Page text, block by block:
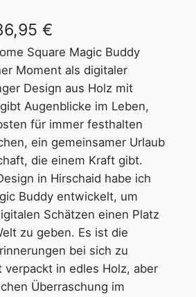
€P
r
e
i
s
s
p
a
n
n
e
Square Magic Buddy
Moment als digitaler
Design aus Holz mit
Augenblicke im Leben,
für immer festhalten
ein gemeinsamer Urlaub
die einem Kraft gibt.
in Hirschaid habe ich
Buddy entwickelt, um
Schätzen einen Platz
zu geben. Es ist die
bei sich zu
verpackt in edles Holz, aber
Überraschung im